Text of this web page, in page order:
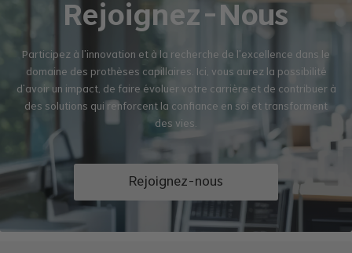
Rejoignez-Nous
Participez à l'innovation et à la recherche de l'excellence dans le
domaine des prothèses capillaires. Ici, vous aurez la possibilité
d'avoir un impact, de faire évoluer votre carrière et de contribuer à
des solutions qui renforcent la confiance en soi et transforment
des vies.
Rejoignez-nous